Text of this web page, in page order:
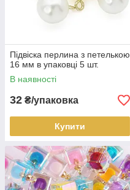
Підвіска перлина з петелькою
16 мм в упаковці 5 шт.
В наявності
32 ₴/упаковка
Купити